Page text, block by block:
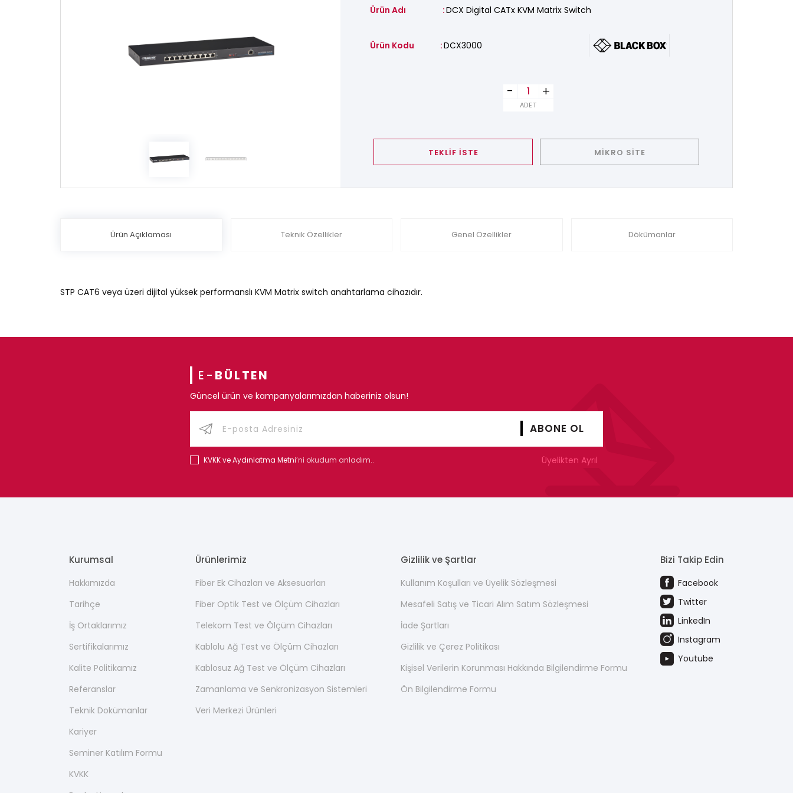
Ürün Adı DCX Digital CATx KVM Matrix Switch
Ürün Kodu DCX3000
+
-
ADET
TEKLİF İSTE MİKRO SİTE
Ürün Açıklaması Teknik Özellikler Genel Özellikler Dökümanlar
STP CAT6 veya üzeri dijital yüksek performanslı KVM Matrix switch anahtarlama cihazıdır.
E- BÜLTEN
Güncel ürün ve kampanyalarımızdan haberiniz olsun!
KVKK ve Aydınlatma Metni’ni okudum anladım.. Üyelikten Ayrıl
Kurumsal
Hakkımızda
Tarihçe
İş Ortaklarımız
Sertifikalarımız
Kalite Politikamız
Referanslar
Teknik Dokümanlar
Kariyer
Seminer Katılım Formu
KVKK
Ürünlerimiz
Fiber Ek Cihazları ve Aksesuarları
Fiber Optik Test ve Ölçüm Cihazları
Telekom Test ve Ölçüm Cihazları
Kablolu Ağ Test ve Ölçüm Cihazları
Kablosuz Ağ Test ve Ölçüm Cihazları
Zamanlama ve Senkronizasyon Sistemleri
Veri Merkezi Ürünleri
Gizlilik ve Şartlar
Kullanım Koşulları ve Üyelik Sözleşmesi
Mesafeli Satış ve Ticari Alım Satım Sözleşmesi
İade Şartları
Gizlilik ve Çerez Politikası
Kişisel Verilerin Korunması Hakkında Bilgilendirme Formu
Ön Bilgilendirme Formu
Bizi Takip Edin
Facebook
Twitter
LinkedIn
Instagram
Youtube